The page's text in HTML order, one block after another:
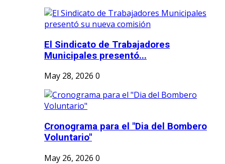
El Sindicato de Trabajadores
Municipales presentó...
May 28, 2026 0
Cronograma para el "Dia del Bombero
Voluntario"
May 26, 2026 0